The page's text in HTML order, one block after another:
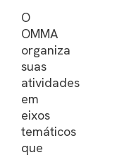
O
OMMA
organiza
suas
atividades
em
eixos
temáticos
que